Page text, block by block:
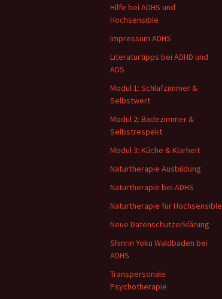
Hilfe bei ADHS und
Hochsensible
Impressum ADHS
Literaturtipps bei ADHD und
ADS
Modul 1: Schlafzimmer &
Selbstwert
Modul 2: Badezimmer &
Selbstrespekt
Modul 3: Küche & Klarheit
Naturtherapie Ausbildung
Naturtherapie bei ADHS
Naturtherapie für Hochsensible
Neue Datenschutzerklärung
Shinrin Yoku Waldbaden bei
ADHS
Transpersonale
Psychotherapie